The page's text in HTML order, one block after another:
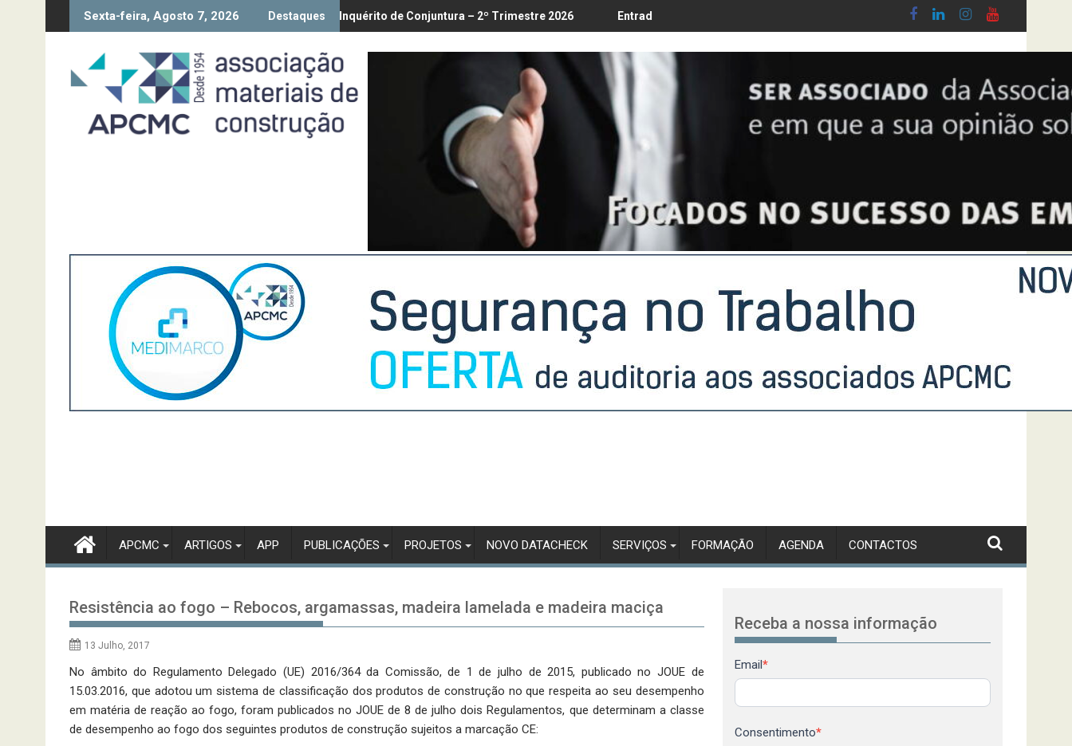
Sexta-feira, Agosto 7, 2026 Destaques
da Diretiva “Transparência Salarial” – Pedido de contributos até 18/8
Síntese Inquérito de Conjuntura – 2º Trimestre 2026 Entrada em vigor da regulamentação do Lobby - Lei n.º 5-A/2026, de 28 de Janeiro
Diploma de transposição da Diretiva
APCMC ARTIGOS APP PUBLICAÇÕES PROJETOS NOVO DATACHECK SERVIÇOS FORMAÇÃO AGENDA CONTACTOS
Resistência ao fogo – Rebocos, argamassas, madeira lamelada e madeira maciça
13 Julho, 2017
No âmbito do Regulamento Delegado (UE) 2016/364 da Comissão, de 1 de julho de 2015, publicado no JOUE de
15.03.2016, que adotou um sistema de classificação dos produtos de construção no que respeita ao seu desempenho
em matéria de reação ao fogo, foram publicados no JOUE de 8 de julho dois Regulamentos, que determinam a classe
de desempenho ao fogo dos seguintes produtos de construção sujeitos a marcação CE:
Receba a nossa informação
Newsletter
Email *
Consentimento*